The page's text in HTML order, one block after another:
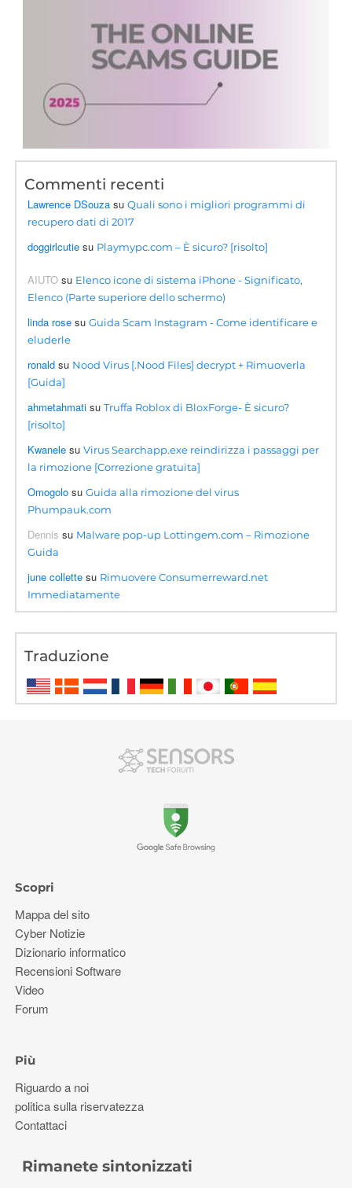
Commenti recenti
Lawrence DSouza suQuali sono i migliori programmi di
recupero dati di 2017
doggirlcutie su Playmypc.com – È sicuro? [risolto]
AIUTO su Elenco icone di sistema iPhone - Significato,
Elenco (Parte superiore dello schermo)
linda rose suGuida Scam Instagram - Come identificare e
eluderle
ronald su Nood Virus [.Nood Files] decrypt + Rimuoverla
[Guida]
ahmetahmati suTruffa Roblox di BloxForge- È sicuro?
[risolto]
Kwanele suVirus Searchapp.exe reindirizza i passaggi per
la rimozione [Correzione gratuita]
Omogolo suGuida alla rimozione del virus
Phumpauk.com
Dennis su Malware pop-up Lottingem.com – Rimozione
Guida
june collette su Rimuovere Consumerreward.net
Immediatamente
Traduzione
Scopri
Mappa del sito
Cyber ​​Notizie
Dizionario informatico
Recensioni Software
Video
Forum
Più
Riguardo a noi
politica sulla riservatezza
Contattaci
Rimanete sintonizzati